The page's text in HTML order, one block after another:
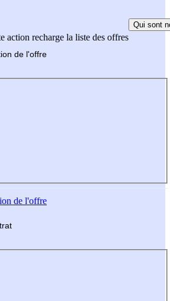
action recharge la liste des offres
Qui sont
de l'offre
de l'offre